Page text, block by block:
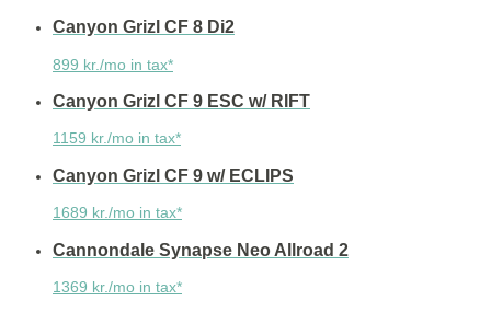
Canyon Grizl CF 8 Di2
899 kr./mo in tax*
Canyon Grizl CF 9 ESC w/ RIFT
1159 kr./mo in tax*
Canyon Grizl CF 9 w/ ECLIPS
1689 kr./mo in tax*
Cannondale Synapse Neo Allroad 2
1369 kr./mo in tax*